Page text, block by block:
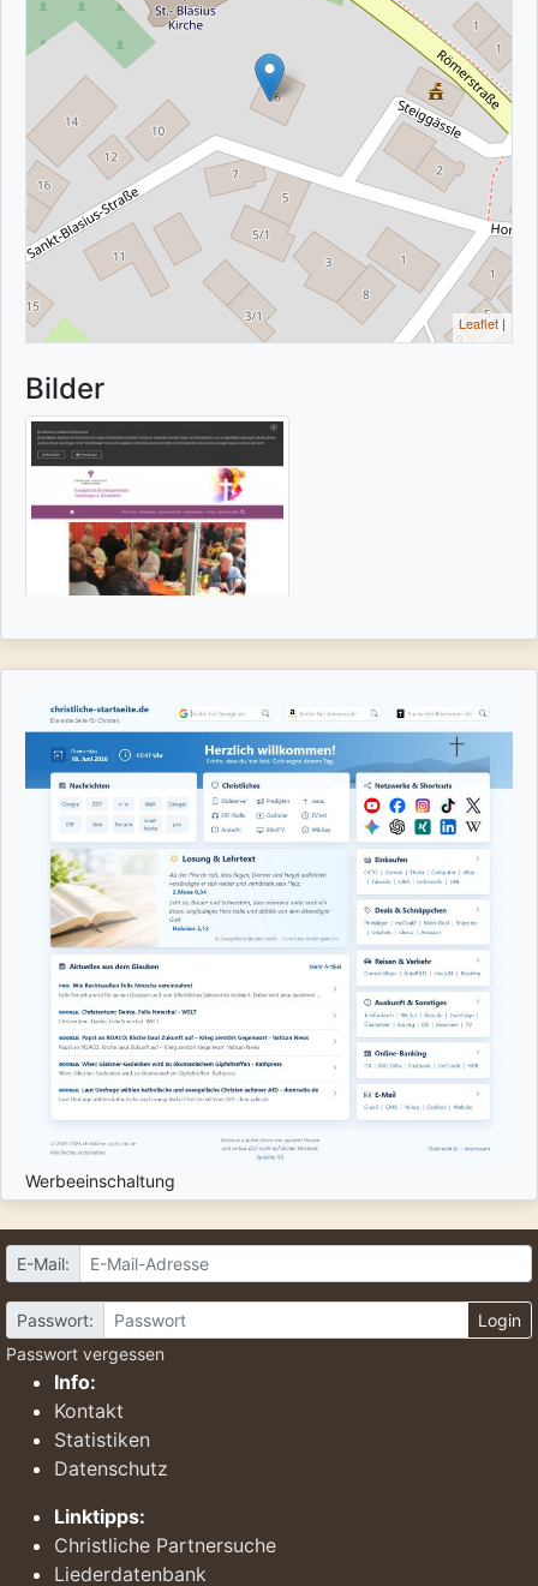
Leaflet |
Bilder
Werbeeinschaltung
E-Mail:
Passwort:
Login
Passwort vergessen
Info:
Kontakt
Statistiken
Datenschutz
Linktipps:
Christliche Partnersuche
Liederdatenbank